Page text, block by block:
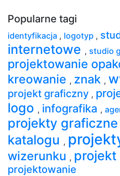
Popularne tagi
identyfikacja , logotyp ,
internetowe , studio
projektowanie
kreowanie , znak ,
projekt graficzny ,
logo , infografika ,
projekty graficzne
katalogu ,
wizerunku , projekt
projektowanie